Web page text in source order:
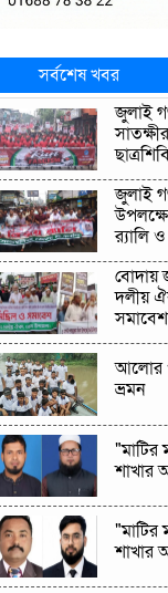
সর্বশেষ খবর
জুলাই
জুলাই
র‍্যালি
বোদায়
দলীয়
সমাবেশ
আলোর
ভ্রমন
"মাটির
শাখার
"মাটির
শাখার